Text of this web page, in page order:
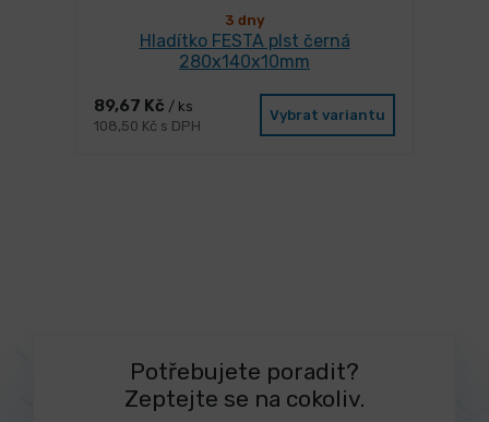
3 dny
Hladítko FESTA plst černá
280x140x10mm
89,67 Kč / ks
108,50 Kč s DPH
Vybrat variantu
Potřebujete poradit?
Zeptejte se na cokoliv.